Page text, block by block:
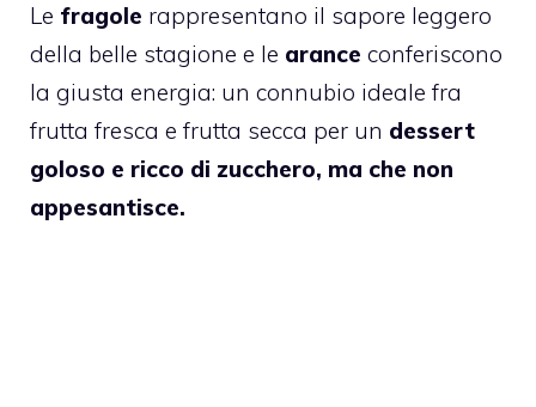
Le fragole rappresentano il sapore leggero
della belle stagione e le arance conferiscono
la giusta energia: un connubio ideale fra
frutta fresca e frutta secca per un dessert
goloso e ricco di zucchero, ma che non
appesantisce.